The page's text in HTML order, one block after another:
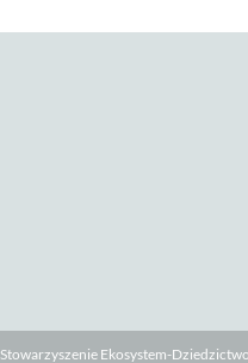
Stowarzyszenie Ekosystem-